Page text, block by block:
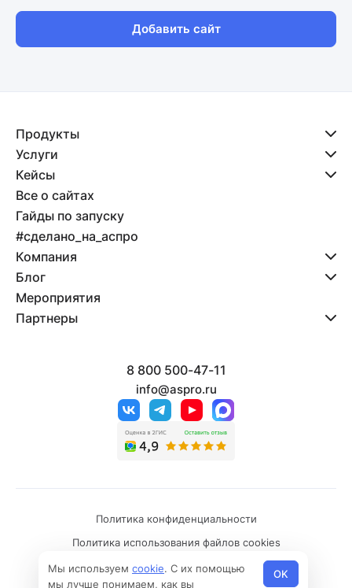
Добавить сайт
Продукты
Услуги
Кейсы
Все о сайтах
Гайды по запуску
#сделано_на_аспро
Компания
Блог
Мероприятия
Партнеры
8 800 500-47-11
info@aspro.ru
Политика конфиденциальности
Политика использования файлов cookies
Мы используем cookie. С их помощью
мы лучше понимаем, как вы
OK